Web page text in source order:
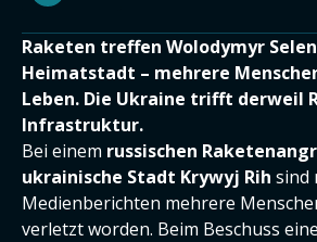
Raketen treffen Wolodymyr
Heimatstadt – mehrere
Leben. Die Ukraine trifft derweil
Infrastruktur.
Bei einem russischen
ukrainische Stadt Krywyj Rih sind
Medienberichten mehrere
verletzt worden. Beim Beschuss